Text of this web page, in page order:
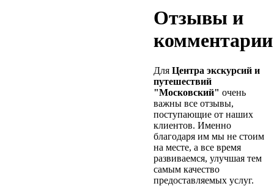
Отзывы и
комментарии
Для Центра экскурсий и
путешествий
"Московский" очень
важны все отзывы,
поступающие от наших
клиентов. Именно
благодаря им мы не стоим
на месте, а все время
развиваемся, улучшая тем
самым качество
предоставляемых услуг.